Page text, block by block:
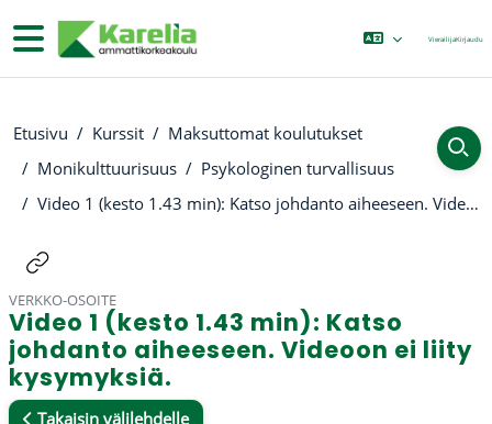
Sivupaneeli VierailijaKirjaudu
Etusivu Kurssit
Maksuttomat koulutukset
Monikulttuurisuus
Psykologinen turvallisuus
Video 1 (kesto 1.43 min): Katso johdanto aiheeseen. Videoon ei liity kysymyksiä.
VERKKO-OSOITE
Video 1 (kesto 1.43 min): Katso
johdanto aiheeseen. Videoon ei liity
kysymyksiä.
Takaisin välilehdelle